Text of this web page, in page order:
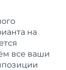
на
все ваши